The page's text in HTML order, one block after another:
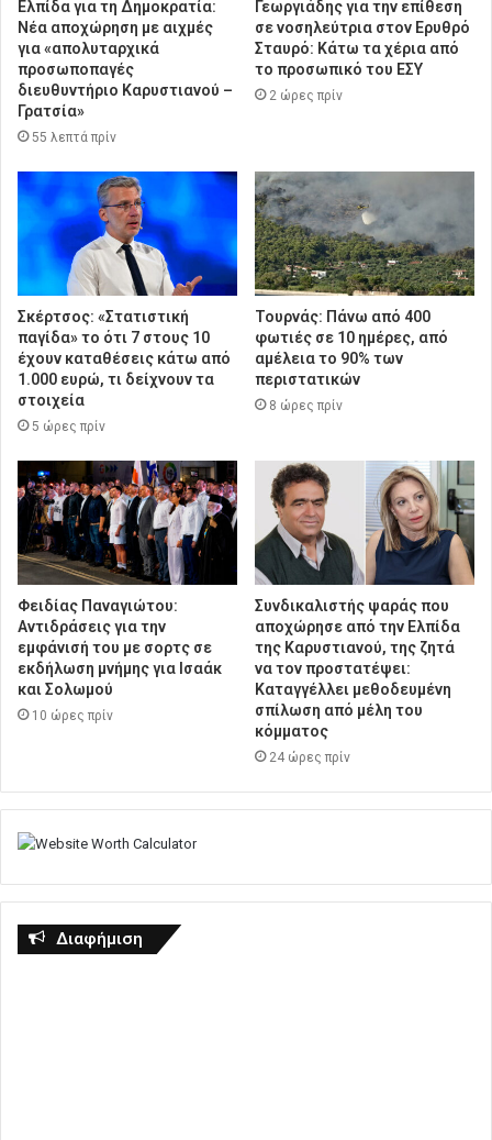
Ελπίδα για τη Δημοκρατία:
Νέα αποχώρηση με αιχμές
για «απολυταρχικά
προσωποπαγές
διευθυντήριο Καρυστιανού –
Γρατσία»
55 λεπτά πρίν
Γεωργιάδης για την επίθεση
σε νοσηλεύτρια στον Ερυθρό
Σταυρό: Κάτω τα χέρια από
το προσωπικό του ΕΣΥ
2 ώρες πρίν
Σκέρτσος: «Στατιστική
παγίδα» το ότι 7 στους 10
έχουν καταθέσεις κάτω από
1.000 ευρώ, τι δείχνουν τα
στοιχεία
5 ώρες πρίν
Τουρνάς: Πάνω από 400
φωτιές σε 10 ημέρες, από
αμέλεια το 90% των
περιστατικών
8 ώρες πρίν
Φειδίας Παναγιώτου:
Αντιδράσεις για την
εμφάνισή του με σορτς σε
εκδήλωση μνήμης για Ισαάκ
και Σολωμού
10 ώρες πρίν
Συνδικαλιστής ψαράς που
αποχώρησε από την Ελπίδα
της Καρυστιανού, της ζητά
να τον προστατέψει:
Καταγγέλλει μεθοδευμένη
σπίλωση από μέλη του
κόμματος
24 ώρες πρίν
Διαφήμιση